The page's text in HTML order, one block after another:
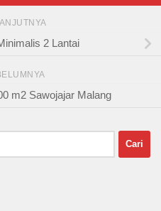
2 Lantai
m2 Sawojajar Malang